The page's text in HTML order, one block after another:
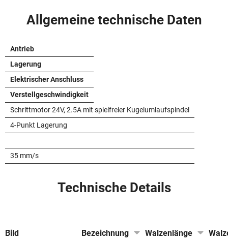
Allgemeine technische Daten
Antrieb
Lagerung
Elektrischer Anschluss
Verstellgeschwindigkeit
Schrittmotor 24V, 2.5A mit spielfreier Kugelumlaufspindel
4-Punkt Lagerung
35 mm/s
Technische Details
Bild Bezeichnung Walzenlänge